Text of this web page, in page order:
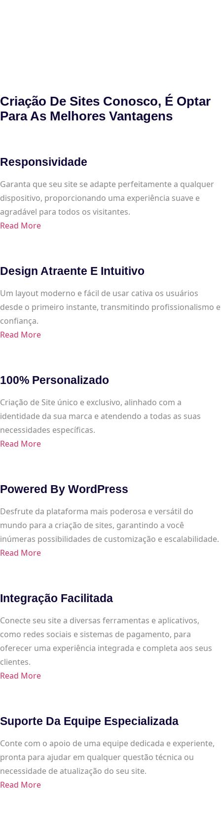
Criação De Sites Conosco, É Optar
Para As Melhores Vantagens
Responsividade
Garanta que seu site se adapte perfeitamente a qualquer
dispositivo, proporcionando uma experiência suave e
agradável para todos os visitantes.
Read More
Design Atraente E Intuitivo
Um layout moderno e fácil de usar cativa os usuários
desde o primeiro instante, transmitindo profissionalismo e
confiança.
Read More
100% Personalizado
Criação de Site único e exclusivo, alinhado com a
identidade da sua marca e atendendo a todas as suas
necessidades específicas.
Read More
Powered By WordPress
Desfrute da plataforma mais poderosa e versátil do
mundo para a criação de sites, garantindo a você
inúmeras possibilidades de customização e escalabilidade.
Read More
Integração Facilitada
Conecte seu site a diversas ferramentas e aplicativos,
como redes sociais e sistemas de pagamento, para
oferecer uma experiência integrada e completa aos seus
clientes.
Read More
Suporte Da Equipe Especializada
Conte com o apoio de uma equipe dedicada e experiente,
pronta para ajudar em qualquer questão técnica ou
necessidade de atualização do seu site.
Read More